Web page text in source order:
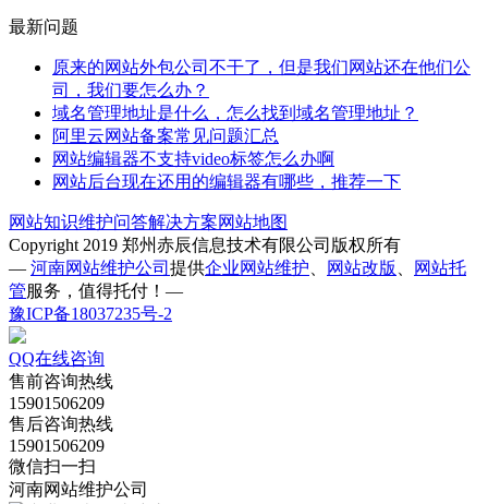
最新问题
原来的网站外包公司不干了，但是我们网站还在他们公
司，我们要怎么办？
域名管理地址是什么，怎么找到域名管理地址？
阿里云网站备案常见问题汇总
网站编辑器不支持video标签怎么办啊
网站后台现在还用的编辑器有哪些，推荐一下
网站知识维护问答解决方案网站地图
Copyright 2019 郑州赤辰信息技术有限公司版权所有
— 河南网站维护公司 提供企业网站维护 网站改版
网站托
管服务，值得托付！—
豫ICP备18037235号-2
QQ在线咨询
售前咨询热线
15901506209
售后咨询热线
15901506209
微信扫一扫
河南网站维护公司